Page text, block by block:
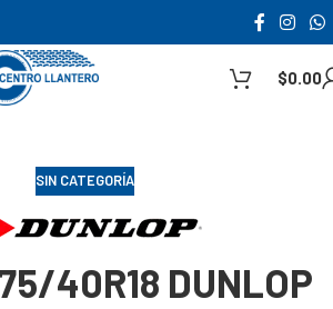
$0.00
SIN CATEGORÍA
40R18 DUNLOP